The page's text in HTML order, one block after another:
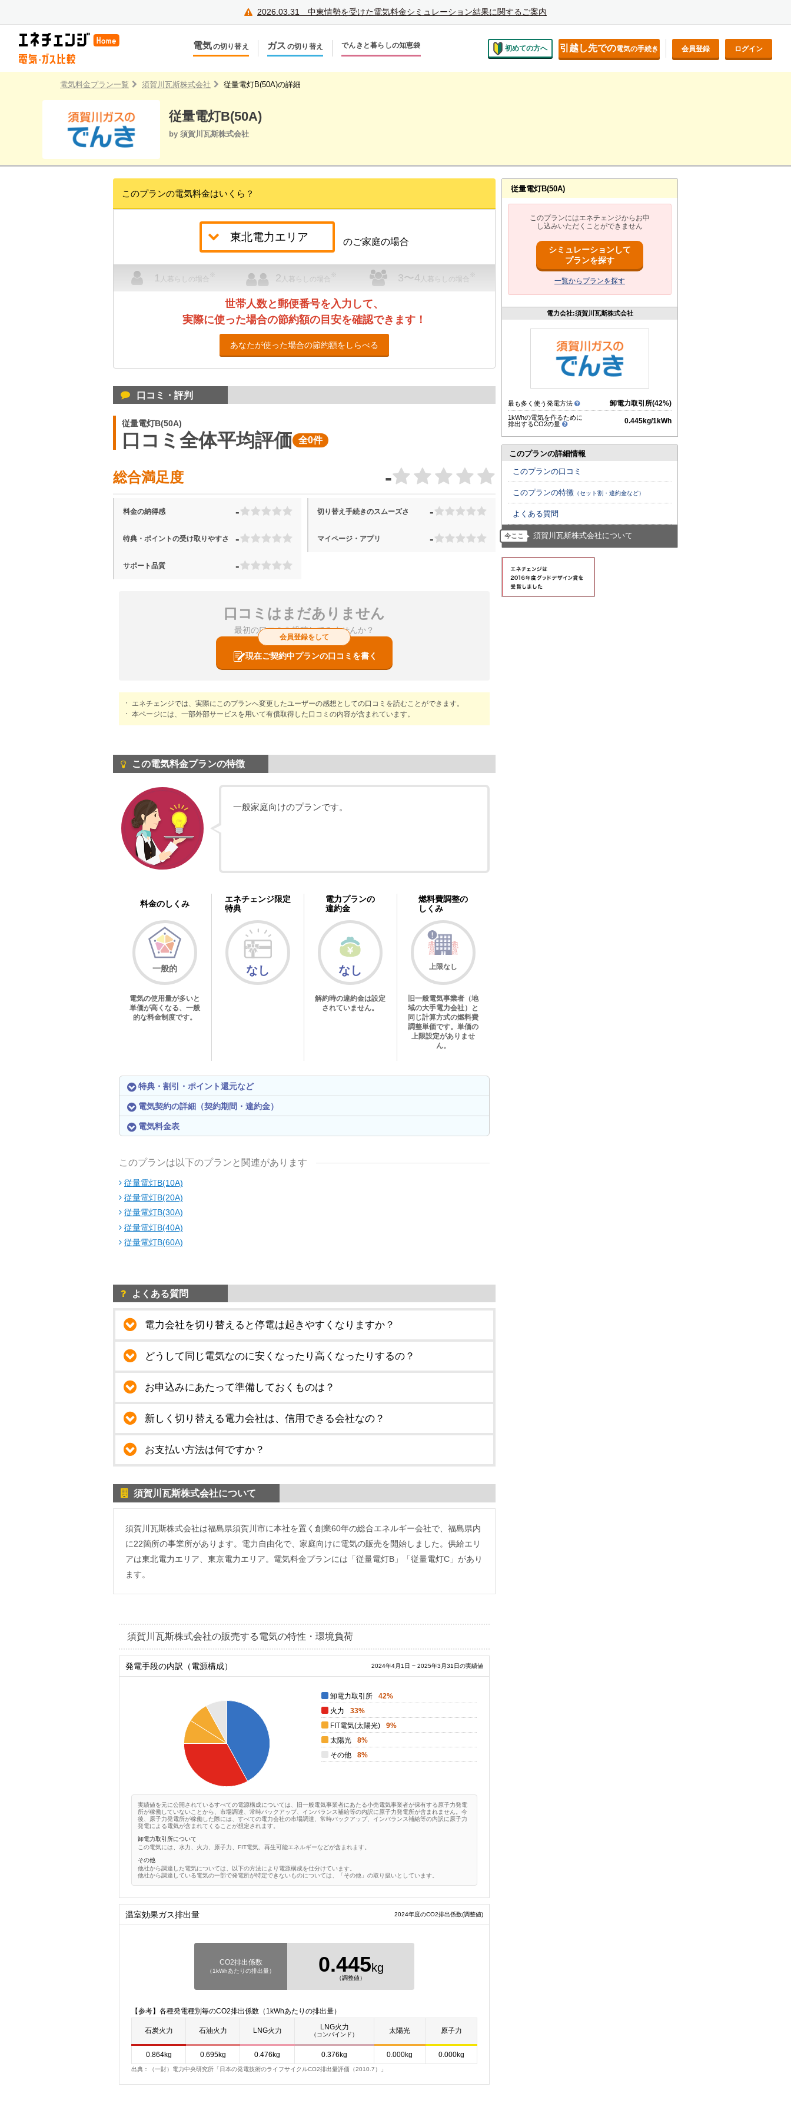
2026.03.31 中東情勢を受けた電気料金シミュレーション結果に関するご案内
電気の切り替え
引越しで新しく申し込み
ガス の切り替え
引越しで新しく申し込み
でんきと暮らしの知恵袋 初めての方へ 引越し先での電気の手続き 会員登録 ログイン
電気料金プラン一覧 須賀川瓦斯株式会社 従量電灯B(50A)の詳細
従量電灯B(50A)
by 須賀川瓦斯株式会社
このプランの電気料金はいくら？
のご家庭の場合
1 人暮らしの場合
※ 2 人暮らしの場合
※ 3〜4 人暮らしの場合
※
世帯人数と郵便番号を入力して、
実際に使った場合の節約額の目安を確認できます！
あなたが使った場合の節約額をしらべる
口コミ・評判
従量電灯B(50A)
口コミ全体平均評価 全0件
総合満足度 -
料金の納得感 - 切り替え手続きのスムーズさ -
特典・ポイントの受け取りやすさ - マイページ・アプリ -
サポート品質 -
口コミはまだありません
最初の口コミを投稿してみませんか？
会員登録をして
現在ご契約中プランの口コミを書く
エネチェンジでは、実際にこのプランへ変更したユーザーの感想としての口コミを読むことができます。
本ページには、一部外部サービスを用いて有償取得した口コミの内容が含まれています。
この電気料金プランの特徴
一般家庭向けのプランです。
料金のしくみ
一般的
電気の使用量が多いと
単価が高くなる、一般
的な料金制度です。
エネチェンジ限定
特典
なし
電力プランの
違約金
なし
解約時の違約金は設定
されていません。
燃料費調整の
しくみ
上限なし
旧一般電気事業者（地
域の大手電力会社）と
同じ計算方式の燃料費
調整単価です。単価の
上限設定がありませ
ん。
特典・割引・ポイント還元など
電気契約の詳細（契約期間・違約金）
電気料金表
このプランは以下のプランと関連があります
従量電灯B(10A)
従量電灯B(20A)
従量電灯B(30A)
従量電灯B(40A)
従量電灯B(60A)
よくある質問
電力会社を切り替えると停電は起きやすくなりますか？
どうして同じ電気なのに安くなったり高くなったりするの？
お申込みにあたって準備しておくものは？
新しく切り替える電力会社は、信用できる会社なの？
お支払い方法は何ですか？
須賀川瓦斯株式会社について
須賀川瓦斯株式会社は福島県須賀川市に本社を置く創業60年の総合エネルギー会社で、福島県内
に22箇所の事業所があります。電力自由化で、家庭向けに電気の販売を開始しました。供給エリ
アは東北電力エリア、東京電力エリア。電気料金プランには「従量電灯B」「従量電灯C」があり
ます。
須賀川瓦斯株式会社の販売する電気の特性・環境負荷
発電手段の内訳（電源構成） 2024年4月1日 ~ 2025年3月31日の実績値
0
0.05
卸電力取引所
42%
火力
33%
FIT電気(太陽光)
9%
太陽光
8%
その他
8%
実績値を元に公開されているすべての電源構成については、旧一般電気事業者にあたる小売電気事業者が保有する原子力発電
所が稼働していないことから、市場調達、常時バックアップ、インバランス補給等の内訳に原子力発電所が含まれません。今
後、原子力発電所が稼働した際には、すべての電力会社の市場調達、常時バックアップ、インバランス補給等の内訳に原子力
発電による電気が含まれてくることが想定されます。
卸電力取引所について
この電気には、水力、火力、原子力、FIT電気、再生可能エネルギーなどが含まれます。
その他
他社から調達した電気については、以下の方法により電源構成を仕分けています。
他社から調達している電気の一部で発電所が特定できないものについては、「その他」の取り扱いとしています。
温室効果ガス排出量 2024年度のCO2排出係数(調整値)
CO2排出係数
（1kWhあたりの排出量） 0.445kg
（調整値）
【参考】各種発電種別毎のCO2排出係数（1kWhあたりの排出量）
石炭火力 石油火力 LNG火力 LNG火力
（コンバインド） 太陽光 原子力
0.864kg 0.695kg 0.476kg 0.376kg 0.000kg 0.000kg
出典：（一財）電力中央研究所「日本の発電技術のライフサイクルCO2排出量評価（2010.7）」
従量電灯B(50A)
このプランにはエネチェンジからお申
し込みいただくことができません
シミュレーションして
プランを探す
一覧からプランを探す
電力会社:須賀川瓦斯株式会社
最も多く使う発電方法 卸電力取引所(42%)
1kWhの電気を作るために
排出するCO2の量
0.445kg/1kWh
このプランの詳細情報
このプランの口コミ
このプランの特徴 （セット割・違約金など）
よくある質問
今ここ 須賀川瓦斯株式会社について